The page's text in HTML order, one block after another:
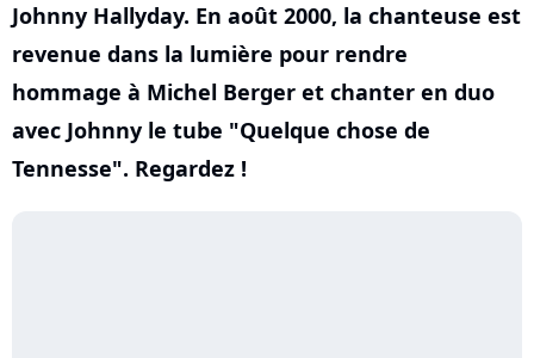
Johnny Hallyday. En août 2000, la chanteuse est
revenue dans la lumière pour rendre
hommage à Michel Berger et chanter en duo
avec Johnny le tube "Quelque chose de
Tennesse". Regardez !